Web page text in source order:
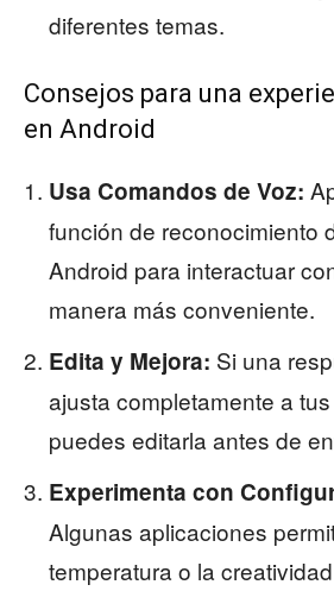
diferentes temas.
Consejos para una
en Android
Usa Comandos de Voz:
función de reconocimiento
Android para interactuar
manera más conveniente.
Edita y Mejora: Si una
ajusta completamente a
puedes editarla antes de
Experimenta con
Algunas aplicaciones
temperatura o la